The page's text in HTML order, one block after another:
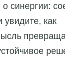
о синергии:
как